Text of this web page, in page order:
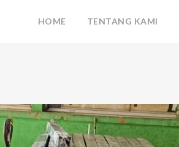
HOME TENTANG KAMI